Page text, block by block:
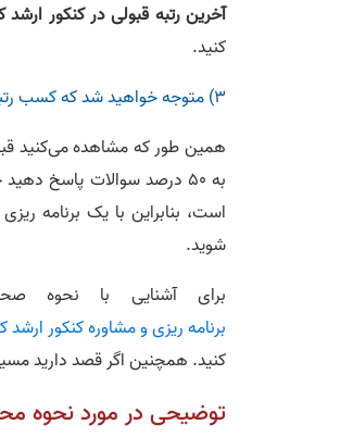
آخرین رتبه قبولی در کنکور ارشد
کنید.
3) متوجه خواهید شد که کسب رتبه برتر در کنکور ارشد کامپیوتر چقدر آسان است
همین طور که مشاهده می‌کنید
است، بنابراین با یک برنامه
شوید.
برای آشنایی با نحوه
برنامه ریزی و مشاوره کنکور ارشد
کنید. همچنین اگر قصد دارید
توضیحی در مورد نحوه